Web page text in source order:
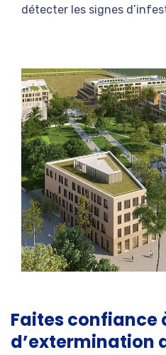
détecter les signes
Faites confiance
d’extermination